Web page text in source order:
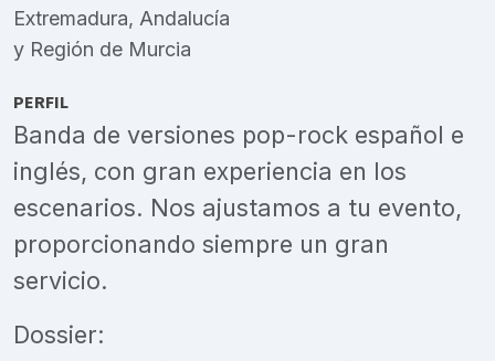
Extremadura, Andalucía
y Región de Murcia
PERFIL
Banda de versiones pop-rock español e
inglés, con gran experiencia en los
escenarios. Nos ajustamos a tu evento,
proporcionando siempre un gran
servicio.
Dossier: